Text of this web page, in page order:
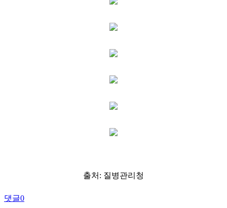
출처: 질병관리청
댓글0